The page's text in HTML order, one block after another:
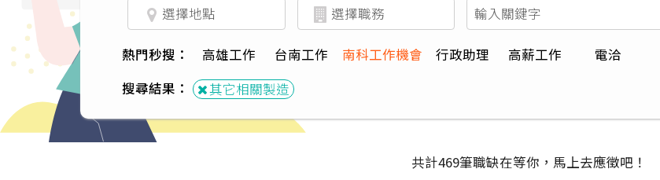
熱門秒搜： 高雄工作 台南工作 南科工作機會 行政助理 高薪工作 電洽
搜尋結果：
其它相關製造
共計469筆職缺在等你，馬上去應徵吧！